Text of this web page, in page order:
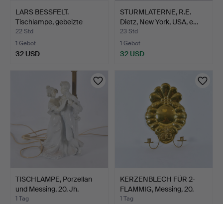
LARS BESSFELT.
Tischlampe, gebeizte
Buche …
22 Std
1 Gebot
32 USD
STURMLATERNE, R.E.
Dietz, New York, USA, e…
23 Std
1 Gebot
32 USD
TISCHLAMPE, Porzellan
und Messing, 20. Jh.
1 Tag
KERZENBLECH FÜR 2-
FLAMMIG, Messing, 20.
Ja…
1 Tag